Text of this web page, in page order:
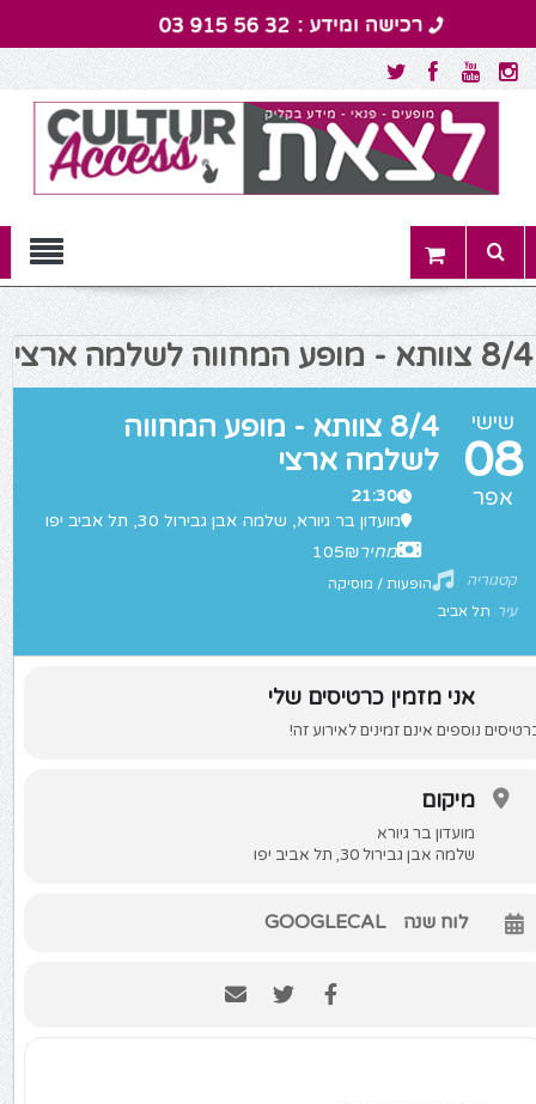
Menu
8/4 צוותא - מופע המחווה לשלמה ארצי
שישי
08
אפר
8/4 צוותא - מופע המחווה
לשלמה ארצי
21:30
מועדון בר גיורא, שלמה אבן גבירול 30, תל אביב יפו
מחיר105₪
קטגוריה
הופעות / מוסיקה
עיר תל אביב
אני מזמין כרטיסים שלי
נוספים אינם זמינים לאירוע זה!
מיקום
מועדון בר גיורא
שלמה אבן גבירול 30, תל אביב יפו
לוח שנה GOOGLECAL